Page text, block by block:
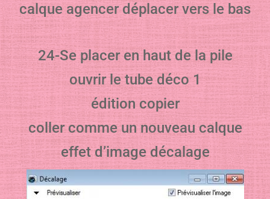
calque agencer déplacer vers le bas
24-Se placer en haut de la pile
ouvrir le tube déco 1
édition copier
coller comme un nouveau calque
effet d’image décalage